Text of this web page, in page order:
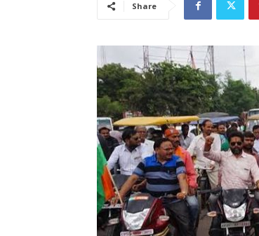
Share